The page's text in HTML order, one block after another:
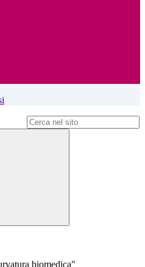
biomedica"